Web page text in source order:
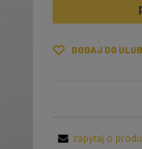
DODAJ DO
zapytaj o